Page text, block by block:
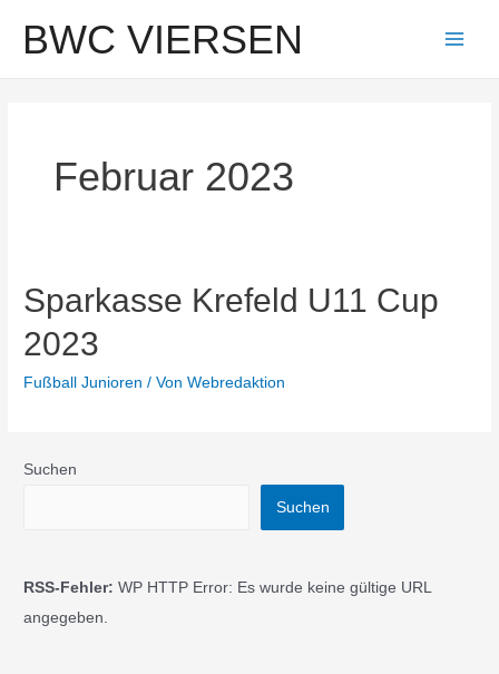
Inhalt
springen
BWC VIERSEN
Februar 2023
Sparkasse Krefeld U11 Cup
2023
Fußball Junioren / VonWebredaktion
Suchen
Suchen
RSS-Fehler: WP HTTP Error: Es wurde keine gültige URL
angegeben.